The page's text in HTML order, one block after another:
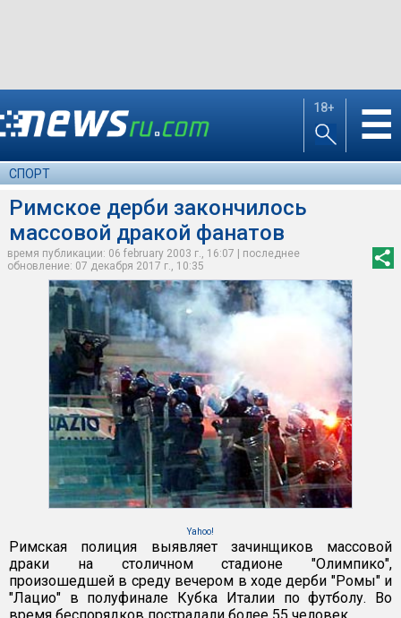
18+ ☰
СПОРТ
Римское дерби закончилось
массовой дракой фанатов
время публикации: 06 february 2003 г., 16:07 | последнее
обновление: 07 декабря 2017 г., 10:35
Yahoo!
Римская полиция выявляет зачинщиков массовой
драки на столичном стадионе "Олимпико",
произошедшей в среду вечером в ходе дерби "Ромы" и
"Лацио" в полуфинале Кубка Италии по футболу. Во
время беспорядков пострадали более 55 человек.